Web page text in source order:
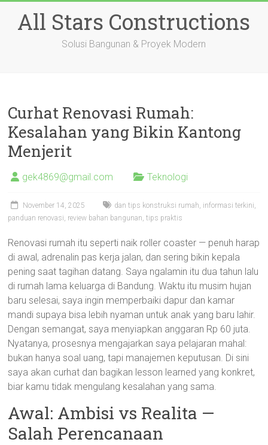
contentAll Stars Constructions
Solusi Bangunan & Proyek Modern
Curhat Renovasi Rumah:
Kesalahan yang Bikin Kantong
Menjerit
gek4869@gmail.com Teknologi
November 14, 2025 dan tips konstruksi rumah, informasi terkini,
panduan renovasi, review bahan bangunan,tips praktis
Renovasi rumah itu seperti naik roller coaster — penuh harap
di awal, adrenalin pas kerja jalan, dan sering bikin kepala
pening saat tagihan datang. Saya ngalamin itu dua tahun lalu
di rumah lama keluarga di Bandung. Waktu itu musim hujan
baru selesai, saya ingin memperbaiki dapur dan kamar
mandi supaya bisa lebih nyaman untuk anak yang baru lahir.
Dengan semangat, saya menyiapkan anggaran Rp 60 juta.
Nyatanya, prosesnya mengajarkan saya pelajaran mahal:
bukan hanya soal uang, tapi manajemen keputusan. Di sini
saya akan curhat dan bagikan lesson learned yang konkret,
biar kamu tidak mengulang kesalahan yang sama.
Awal: Ambisi vs Realita —
Salah Perencanaan